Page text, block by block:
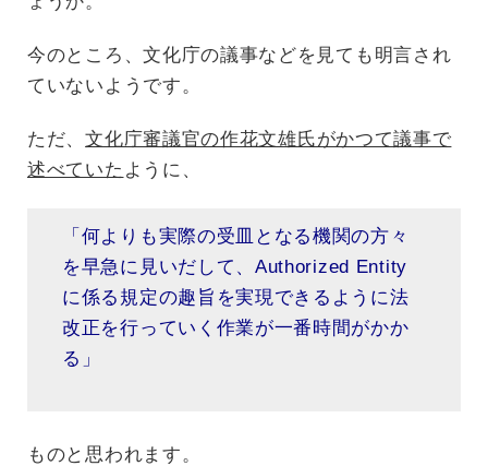
今のところ、文化庁の議事などを見ても明言され
ていないようです。
ただ、文化庁審議官の作花文雄氏がかつて議事で
述べていた ように、
「何よりも実際の受皿となる機関の方々
を早急に見いだして、Authorized Entity
に係る規定の趣旨を実現できるように法
改正を行っていく作業が一番時間がかか
る」
ものと思われます。